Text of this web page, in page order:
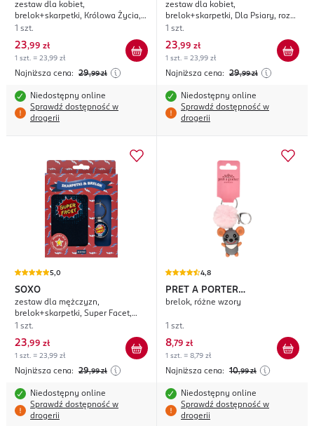
zestaw dla kobiet,
brelok+skarpetki, Królowa Życia,
rozm. 35-40
1 szt.
23,99 zł
1 szt. = 23,99 zł
Najniższa cena: 29,99 zł
Niedostępny online
Sprawdź dostępność w
drogerii
zestaw dla kobiet,
brelok+skarpetki, Dla Psiary, rozm.
35-40
1 szt.
23,99 zł
1 szt. = 23,99 zł
Najniższa cena: 29,99 zł
Niedostępny online
Sprawdź dostępność w
drogerii
5,0
SOXO
zestaw dla mężczyzn,
brelok+skarpetki, Super Facet,
rozm. 40-45
1 szt.
23,99 zł
1 szt. = 23,99 zł
Najniższa cena: 29,99 zł
Niedostępny online
Sprawdź dostępność w
drogerii
4,8
PRET A PORTER
ACCESSORIES
brelok, różne wzory
1 szt.
8,79 zł
1 szt. = 8,79 zł
Najniższa cena: 10,99 zł
Niedostępny online
Sprawdź dostępność w
drogerii